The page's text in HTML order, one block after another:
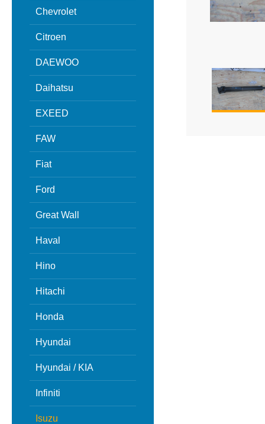
Chevrolet
Citroen
DAEWOO
Daihatsu
EXEED
FAW
Fiat
Ford
Great Wall
Haval
Hino
Hitachi
Honda
Hyundai
Hyundai / KIA
Infiniti
Isuzu